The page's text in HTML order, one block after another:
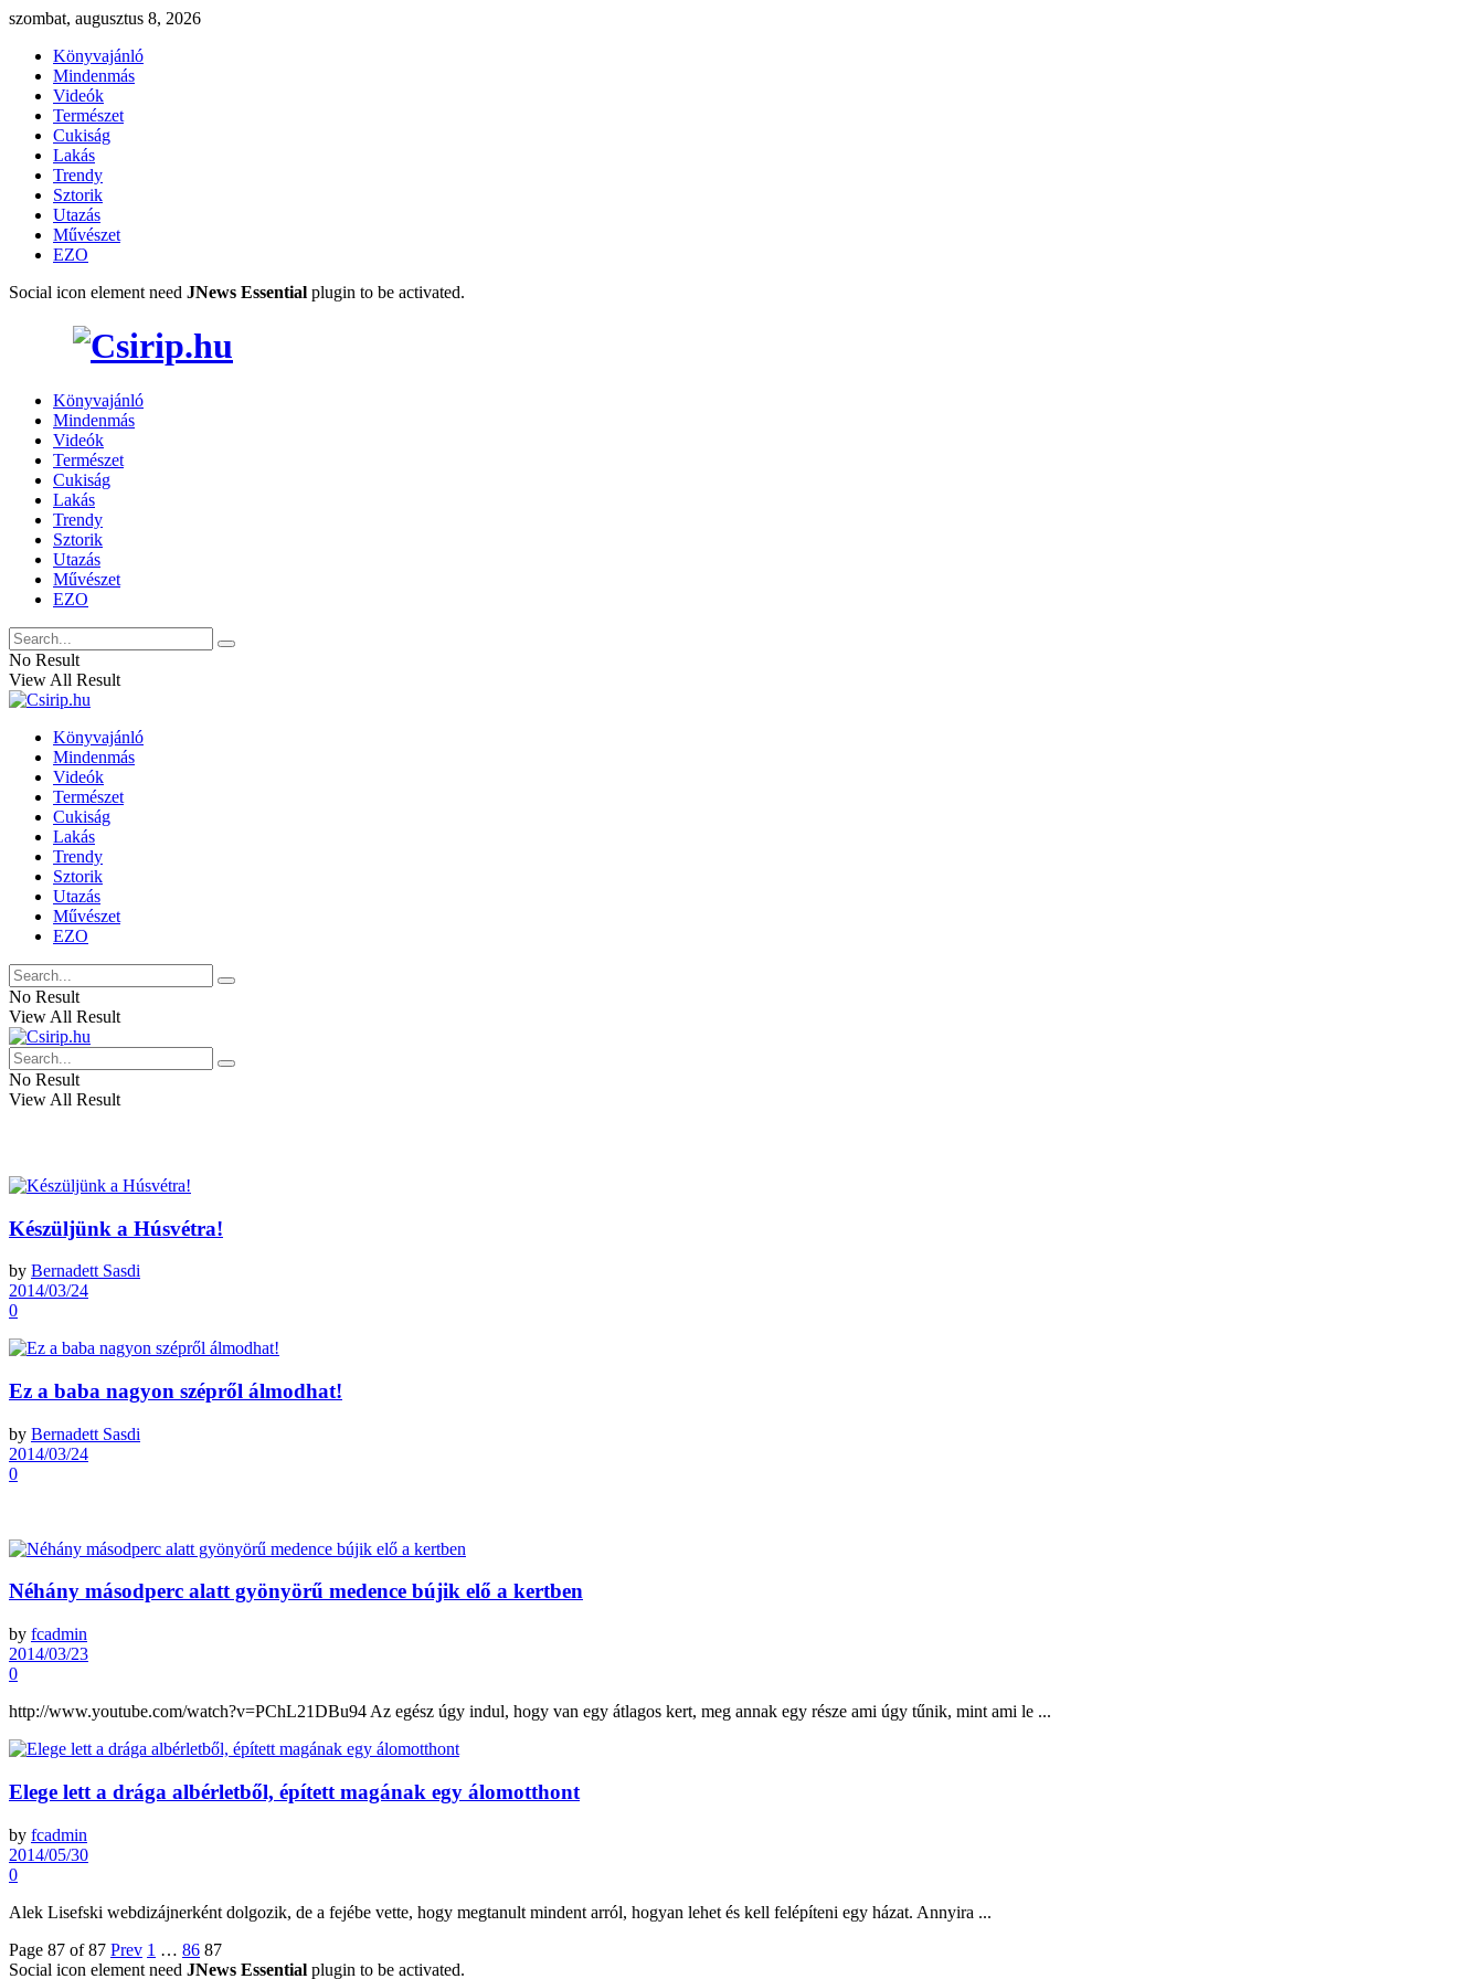
szombat, augusztus 8, 2026
Könyvajánló
Mindenmás
Videók
Természet
Cukiság
Lakás
Trendy
Sztorik
Utazás
Művészet
EZO
Social icon element need JNews Essential plugin to be activated.
Könyvajánló
Mindenmás
Videók
Természet
Cukiság
Lakás
Trendy
Sztorik
Utazás
Művészet
EZO
No Result
View All Result
Könyvajánló
Mindenmás
Videók
Természet
Cukiság
Lakás
Trendy
Sztorik
Utazás
Művészet
EZO
No Result
View All Result
No Result
View All Result
Készüljünk a Húsvétra!
by Bernadett Sasdi
2014/03/24
0
Ez a baba nagyon szépről álmodhat!
by Bernadett Sasdi
2014/03/24
0
Néhány másodperc alatt gyönyörű medence bújik elő a kertben
by fcadmin
2014/03/23
0
http://www.youtube.com/watch?v=PChL21DBu94 Az egész úgy indul, hogy van egy átlagos kert, meg annak egy része ami úgy tűnik, mint ami le ...
Elege lett a drága albérletből, épített magának egy álomotthont
by fcadmin
2014/05/30
0
Alek Lisefski webdizájnerként dolgozik, de a fejébe vette, hogy megtanult mindent arról, hogyan lehet és kell felépíteni egy házat. Annyira ...
Page 87 of 87 Prev 1 … 86 87
Social icon element need JNews Essential plugin to be activated.